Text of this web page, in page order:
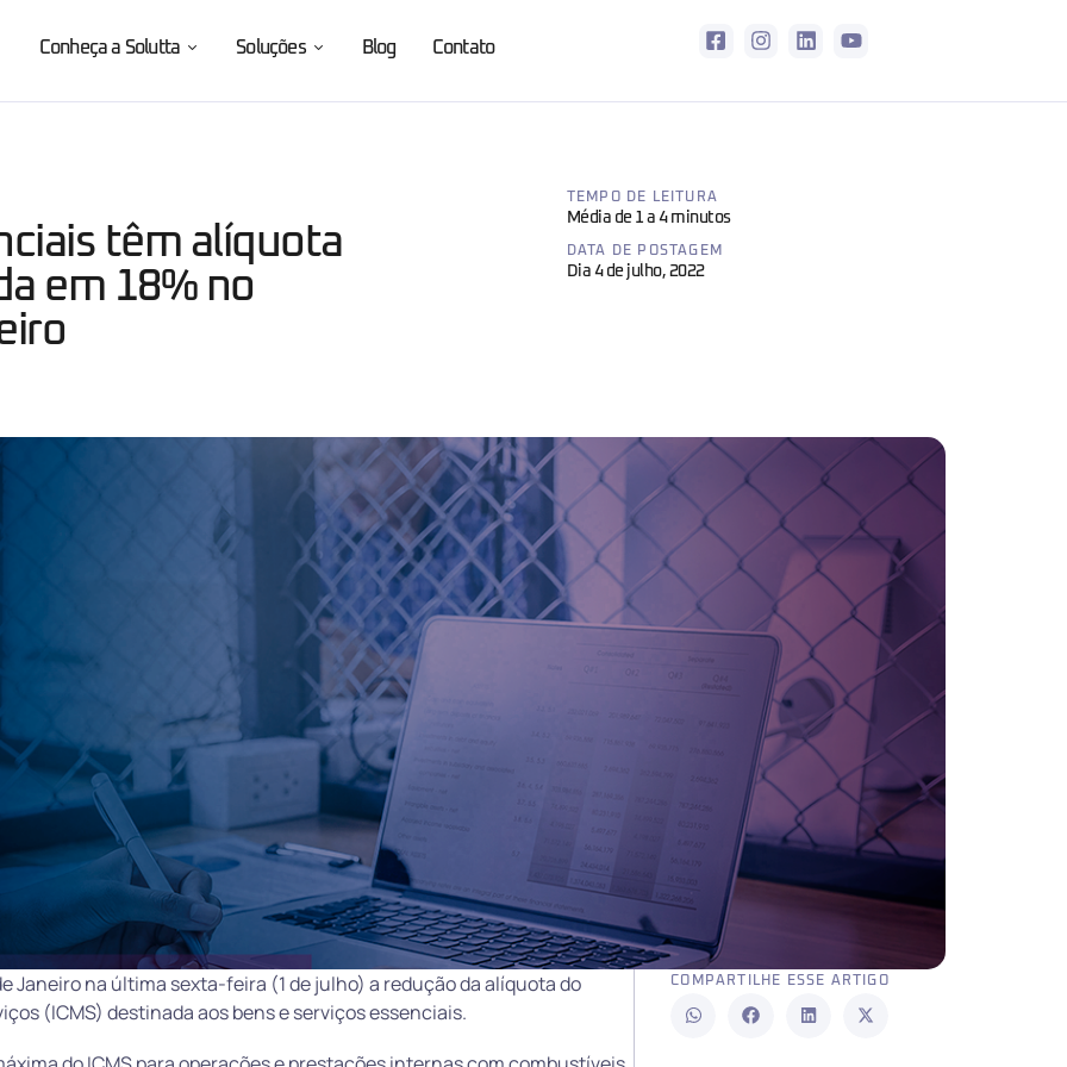
Conheça a Solutta Soluções Blog Contato
têm alíquota
em 18% no
TEMPO DE LEITURA
Média de 1 a 4 minutos
DATA DE POSTAGEM
Dia 4 de julho, 2022
Janeiro na última sexta-feira (1 de julho) a redução da alíquota do
(ICMS) destinada aos bens e serviços essenciais.
COMPARTILHE ESSE ARTIGO